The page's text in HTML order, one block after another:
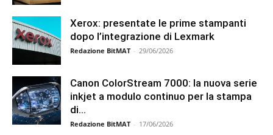
Xerox: presentate le prime stampanti
dopo l’integrazione di Lexmark
Redazione BitMAT - 29/06/2026
Canon ColorStream 7000: la nuova serie
inkjet a modulo continuo per la stampa
di...
Redazione BitMAT - 17/06/2026